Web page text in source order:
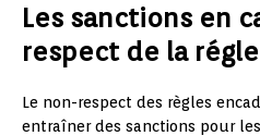
Les sanctions en
respect de la
Le non-respect des règles
entraîner des sanctions pour